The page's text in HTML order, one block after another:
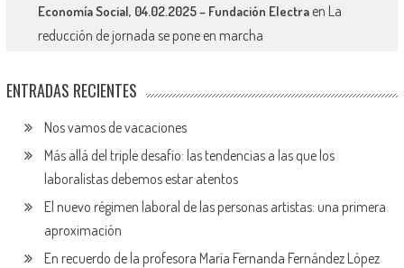
Economía Social, 04.02.2025 – Fundación Electraen La
reducción de jornada se pone en marcha
ENTRADAS RECIENTES
Nos vamos de vacaciones
Más allá del triple desafío: las tendencias a las que los
laboralistas debemos estar atentos
El nuevo régimen laboral de las personas artistas: una primera
aproximación
En recuerdo de la profesora María Fernanda Fernández López